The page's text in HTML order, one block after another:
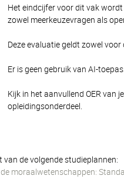
Het eindcijfer voor dit vak
zowel meerkeuzevragen als
Deze evaluatie geldt zowel
Er is geen gebruik van AI-
Kijk in het aanvullend OER van
opleidingsonderdeel.
van de volgende studieplannen:
moraalwetenschappen: